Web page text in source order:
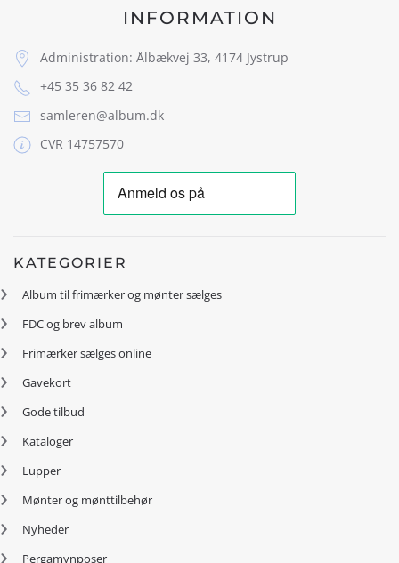
INFORMATION
Administration: Ålbækvej 33, 4174 Jystrup
+45 35 36 82 42
samleren@album.dk
CVR 14757570
KATEGORIER
Album til frimærker og mønter sælges
FDC og brev album
Frimærker sælges online
Gavekort
Gode tilbud
Kataloger
Lupper
Mønter og mønttilbehør
Nyheder
Pergamynposer